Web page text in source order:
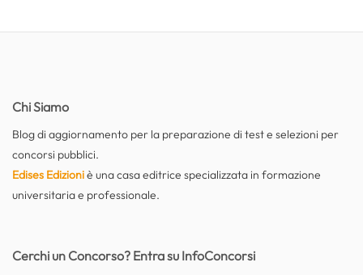
Chi Siamo
Blog di aggiornamento per la preparazione di test e selezioni per
concorsi pubblici.
Edises Edizioniè una casa editrice specializzata in formazione
universitaria e professionale.
Cerchi un Concorso? Entra su InfoConcorsi